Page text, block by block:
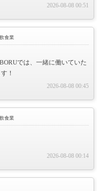
2026-08-08 00:51
食業
では、一緒に働いていた
！
2026-08-08 00:45
食業
2026-08-08 00:14